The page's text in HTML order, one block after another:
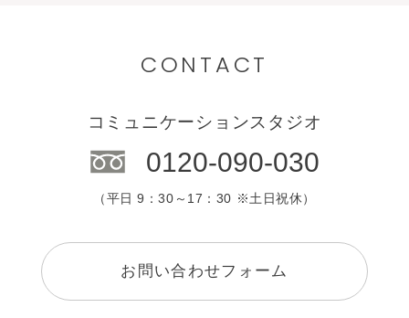
CONTACT
コミュニケーションスタジオ
0120-090-030
（平日 9：30～17：30 ※土日祝休）
お問い合わせフォーム